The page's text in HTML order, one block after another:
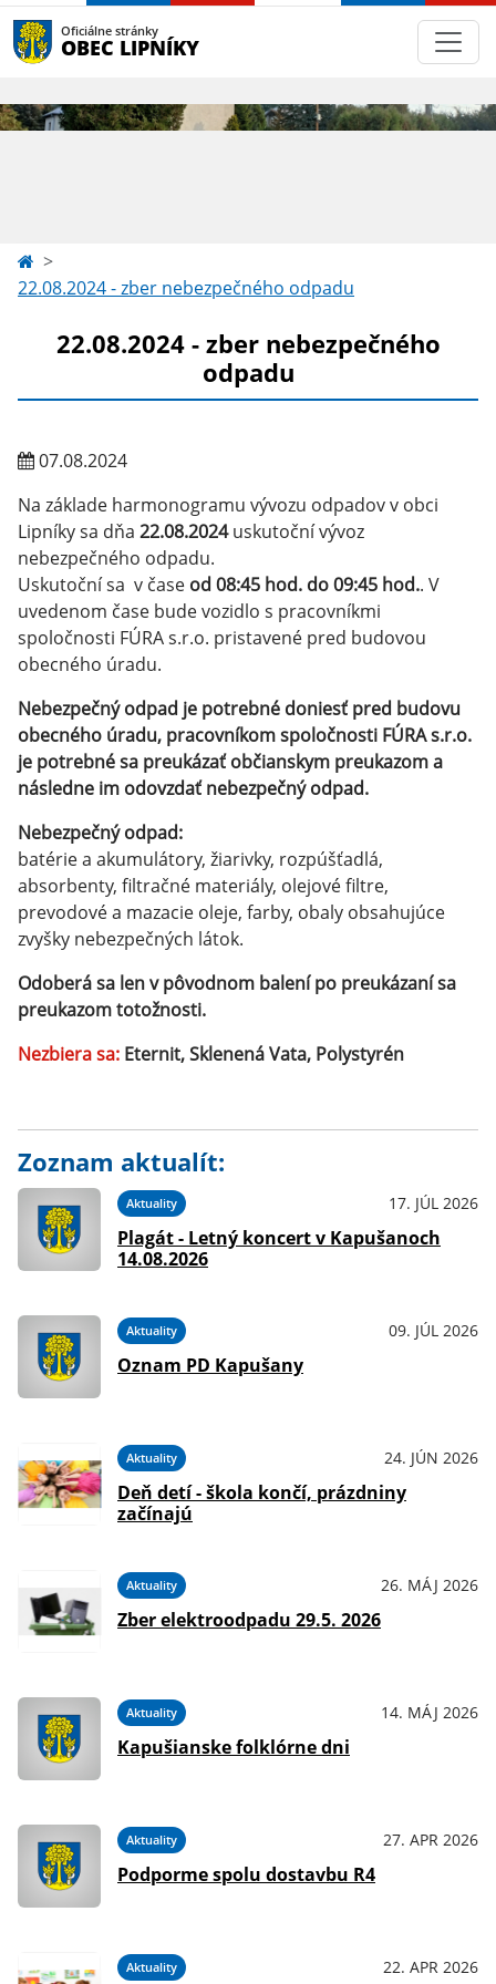
Oficiálne stránky
OBEC LIPNÍKY
22.08.2024 - zber nebezpečného odpadu
22.08.2024 - zber nebezpečného
odpadu
07.08.2024
Na základe harmonogramu vývozu odpadov v obci
Lipníky sa dňa 22.08.2024uskutoční vývoz
nebezpečného odpadu.
Uskutoční sa v čase od 08:45 hod. do 09:45 hod.. V
uvedenom čase bude vozidlo s pracovníkmi
spoločnosti FÚRA s.r.o. pristavené pred budovou
obecného úradu.
Nebezpečný odpad je potrebné doniesť pred budovu
obecného úradu, pracovníkom spoločnosti FÚRA s.r.o.
je potrebné sa preukázať občianskym preukazom a
následne im odovzdať nebezpečný odpad.
Nebezpečný odpad:
batérie a akumulátory, žiarivky, rozpúšťadlá,
absorbenty, filtračné materiály, olejové filtre,
prevodové a mazacie oleje, farby, obaly obsahujúce
zvyšky nebezpečných látok.
Odoberá sa len v pôvodnom balení po preukázaní sa
preukazom totožnosti.
Nezbiera sa: Eternit, Sklenená Vata, Polystyrén
Zoznam aktualít:
Aktuality 17. JÚL 2026
Plagát - Letný koncert v Kapušanoch
14.08.2026
Aktuality 09. JÚL 2026
Oznam PD Kapušany
Aktuality 24. JÚN 2026
Deň detí - škola končí, prázdniny
začínajú
Aktuality 26. MÁJ 2026
Zber elektroodpadu 29.5. 2026
Aktuality 14. MÁJ 2026
Kapušianske folklórne dni
Aktuality 27. APR 2026
Podporme spolu dostavbu R4
Aktuality 22. APR 2026